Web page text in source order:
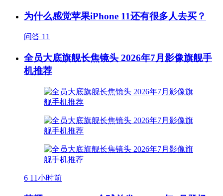
为什么感觉苹果iPhone 11还有很多人去买？
问答 11
全员大底旗舰长焦镜头 2026年7月影像旗舰手
机推荐
6 11小时前